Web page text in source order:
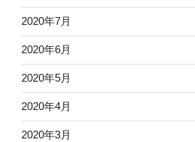
2020年7月
2020年6月
2020年5月
2020年4月
2020年3月